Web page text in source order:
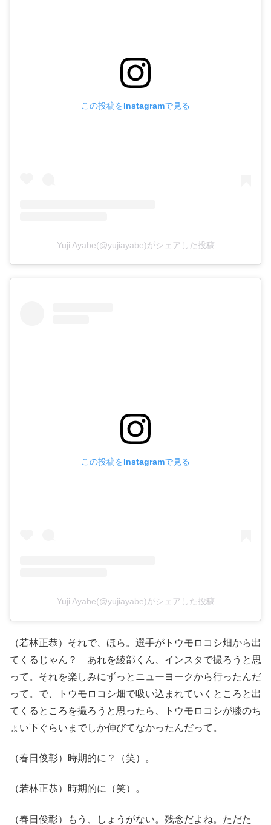
この投稿をInstagramで見る
Yuji Ayabe(@yujiayabe)がシェアした投稿
この投稿をInstagramで見る
Yuji Ayabe(@yujiayabe)がシェアした投稿
（若林正恭）それで、ほら。選手がトウモロコシ畑から出
てくるじゃん？ あれを綾部くん、インスタで撮ろうと思
って。それを楽しみにずっとニューヨークから行ったんだ
って。で、トウモロコシ畑で吸い込まれていくところと出
てくるところを撮ろうと思ったら、トウモロコシが膝のち
ょい下ぐらいまでしか伸びてなかったんだって。
（春日俊彰）時期的に？（笑）。
（若林正恭）時期的に（笑）。
（春日俊彰）もう、しょうがない。残念だよね。ただた